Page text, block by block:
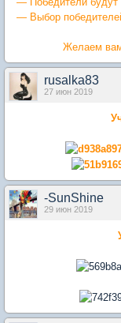
— Выбор
Желаем вам
rusalka83
27 июн 2019
-SunShine
29 июн 2019